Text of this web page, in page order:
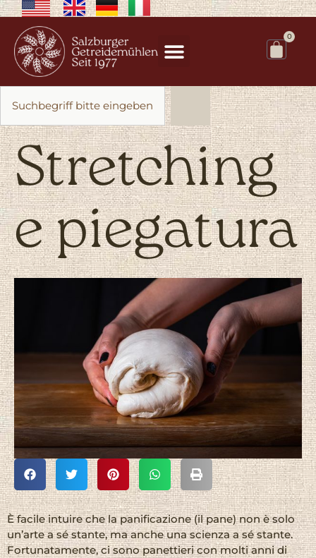
0
Stretching
e piegatura
È facile intuire che la panificazione (il pane) non è solo
un’arte a sé stante, ma anche una scienza a sé stante.
Fortunatamente, ci sono panettieri con molti anni di